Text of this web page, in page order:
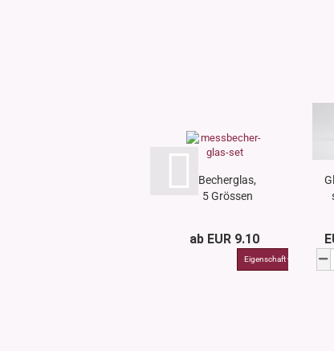
Becherglas,
5 Grössen
ab EUR 9.10